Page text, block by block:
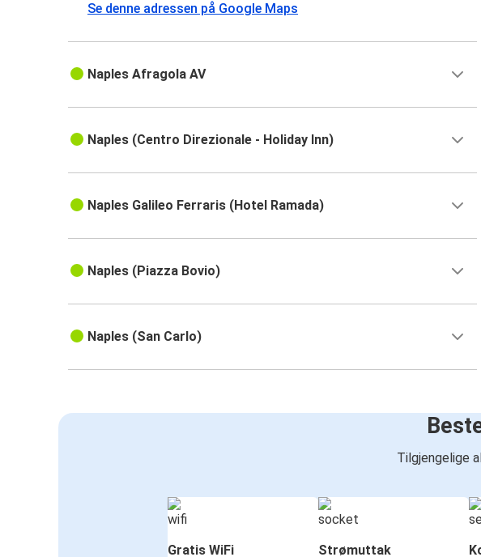
Se denne adressen på Google Maps
Naples Afragola AV
Naples (Centro Direzionale - Holiday Inn)
Naples Galileo Ferraris (Hotel Ramada)
Naples (Piazza Bovio)
Naples (San Carlo)
Tilgjengelige
Gratis WiFi Strømuttak